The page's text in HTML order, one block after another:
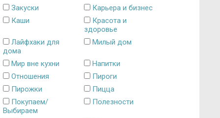
Закуски
Карьера и бизнес
Каши
Красота и
здоровье
Лайфхаки для
дома
Милый дом
Мир вне кухни
Напитки
Отношения
Пироги
Пирожки
Пицца
Покупаем/
Выбираем
Полезности